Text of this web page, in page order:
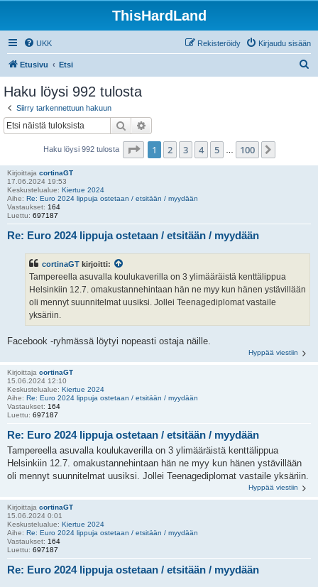
ThisHardLand
UKK Kirjaudu sisään
Rekisteröidy
Etusivu Etsi
Haku löysi 992 tulosta
Siirry tarkennettuun hakuun
Etsi
Haku löysi 992 tulosta Sivu /100
1 2 3 4 5 100
Kirjoittaja cortinaGT
17.06.2024 19:53
Keskustelualue: Kiertue 2024
Aihe: Re: Euro 2024 lippuja ostetaan / etsitään / myydään
Vastaukset: 164
Luettu: 697187
Re: Euro 2024 lippuja ostetaan / etsitään / myydään
cortinaGT kirjoitti:
Tampereella asuvalla koulukaverilla on 3 ylimääräistä kenttälippua
Helsinkiin 12.7. omakustannehintaan hän ne myy kun hänen ystävillään
oli mennyt suunnitelmat uusiksi. Jollei Teenagediplomat vastaile
yksäriin.
Facebook -ryhmässä löytyi nopeasti ostaja näille.
Hyppää viestiin
Kirjoittaja cortinaGT
15.06.2024 12:10
Keskustelualue: Kiertue 2024
Aihe: Re: Euro 2024 lippuja ostetaan / etsitään / myydään
Vastaukset: 164
Luettu: 697187
Re: Euro 2024 lippuja ostetaan / etsitään / myydään
Tampereella asuvalla koulukaverilla on 3 ylimääräistä kenttälippua
Helsinkiin 12.7. omakustannehintaan hän ne myy kun hänen ystävillään
oli mennyt suunnitelmat uusiksi. Jollei Teenagediplomat vastaile yksäriin.
Hyppää viestiin
Kirjoittaja cortinaGT
15.06.2024 0:01
Keskustelualue: Kiertue 2024
Aihe: Re: Euro 2024 lippuja ostetaan / etsitään / myydään
Vastaukset: 164
Luettu: 697187
Re: Euro 2024 lippuja ostetaan / etsitään / myydään